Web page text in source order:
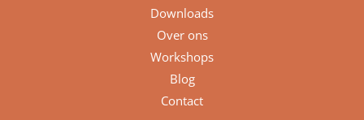
Downloads
Over ons
Workshops
Blog
Contact